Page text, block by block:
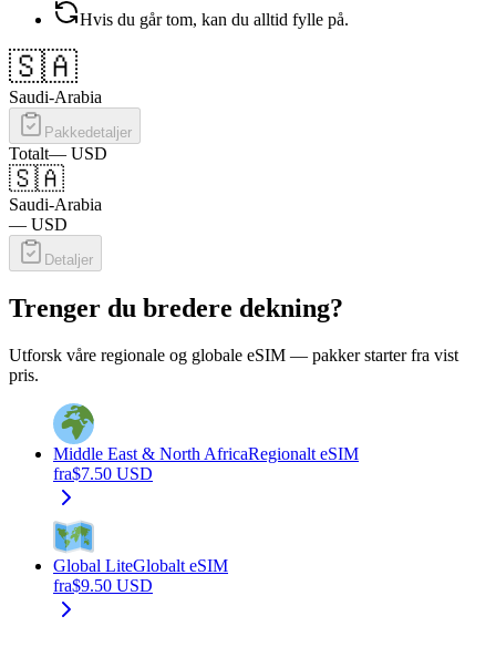
Hvis du går tom, kan du alltid fylle på.
🇸🇦
Saudi-Arabia
Pakkedetaljer
Totalt— USD
🇸🇦
Saudi-Arabia
— USD
Detaljer
Trenger du bredere dekning?
Utforsk våre regionale og globale eSIM — pakker starter fra vist
pris.
Middle East & North AfricaRegionalt eSIM
fra$7.50 USD
Global LiteGlobalt eSIM
fra$9.50 USD